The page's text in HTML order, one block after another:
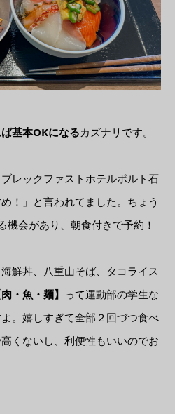
基本OKになるカズナリです。
レックファストホテルポルト石
！」と言われてました。ちょう
機会があり、朝食付きで予約！
鮮丼、八重山そば、タコライス
肉・魚・麺】 って運動部の学生な
。嬉しすぎて全部２回づつ食べ
くないし、利便性もいいのでお